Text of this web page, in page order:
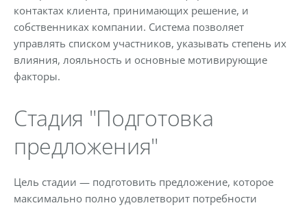
контактах клиента, принимающих решение, и
собственниках компании. Система позволяет
управлять списком участников, указывать степень их
влияния, лояльность и основные мотивирующие
факторы.
Стадия "Подготовка
предложения"
Цель стадии — подготовить предложение, которое
максимально полно удовлетворит потребности